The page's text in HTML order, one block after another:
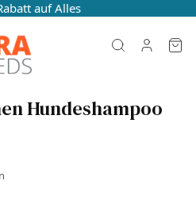
auf Alles
Hundeshampoo